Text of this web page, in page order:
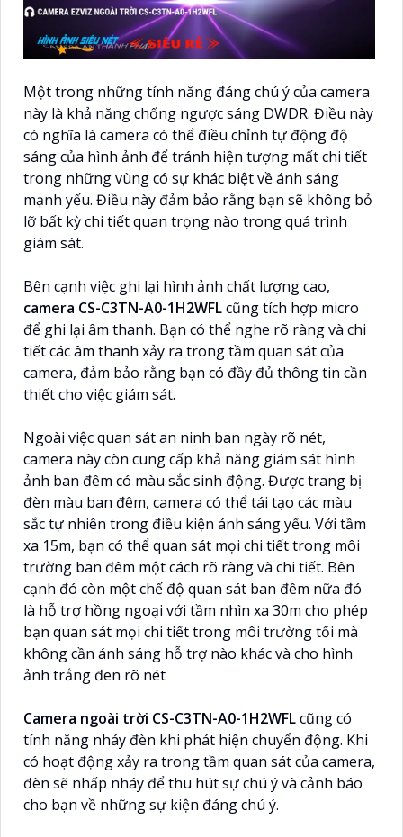
Một trong những tính năng đáng chú ý của camera
này là khả năng chống ngược sáng DWDR. Điều này
có nghĩa là camera có thể điều chỉnh tự động độ
sáng của hình ảnh để tránh hiện tượng mất chi tiết
trong những vùng có sự khác biệt về ánh sáng
mạnh yếu. Điều này đảm bảo rằng bạn sẽ không bỏ
lỡ bất kỳ chi tiết quan trọng nào trong quá trình
giám sát.
Bên cạnh việc ghi lại hình ảnh chất lượng cao,
camera CS-C3TN-A0-1H2WFLcũng tích hợp micro
để ghi lại âm thanh. Bạn có thể nghe rõ ràng và chi
tiết các âm thanh xảy ra trong tầm quan sát của
camera, đảm bảo rằng bạn có đầy đủ thông tin cần
thiết cho việc giám sát.
Ngoài việc quan sát an ninh ban ngày rõ nét,
camera này còn cung cấp khả năng giám sát hình
ảnh ban đêm có màu sắc sinh động. Được trang bị
đèn màu ban đêm, camera có thể tái tạo các màu
sắc tự nhiên trong điều kiện ánh sáng yếu. Với tầm
xa 15m, bạn có thể quan sát mọi chi tiết trong môi
trường ban đêm một cách rõ ràng và chi tiết. Bên
cạnh đó còn một chế độ quan sát ban đêm nữa đó
là hỗ trợ hồng ngoại với tầm nhìn xa 30m cho phép
bạn quan sát mọi chi tiết trong môi trường tối mà
không cần ánh sáng hỗ trợ nào khác và cho hình
ảnh trắng đen rõ nét
Camera ngoài trời CS-C3TN-A0-1H2WFLcũng có
tính năng nháy đèn khi phát hiện chuyển động. Khi
có hoạt động xảy ra trong tầm quan sát của camera,
đèn sẽ nhấp nháy để thu hút sự chú ý và cảnh báo
cho bạn về những sự kiện đáng chú ý.